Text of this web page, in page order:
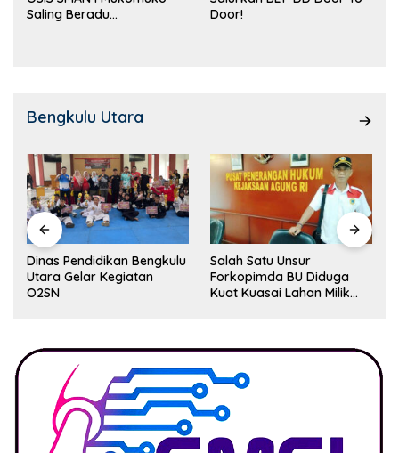
Saling Beradu
Door!
Bengkulu Utara
Dinas Pendidikan Bengkulu
Utara Gelar Kegiatan
O2SN
Salah Satu Unsur
Forkopimda BU Diduga
Kuat Kuasai Lahan Milik